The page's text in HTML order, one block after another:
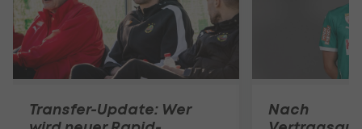
Transfer-Update: Wer
Nach